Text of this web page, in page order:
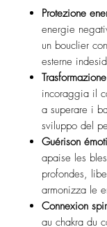
Protezione
energie
un bouclier
esterne
incoraggia il
a superare i
sviluppo del
Guérison
apaise les
profondes,
armonizza le
Connexion
au chakra du